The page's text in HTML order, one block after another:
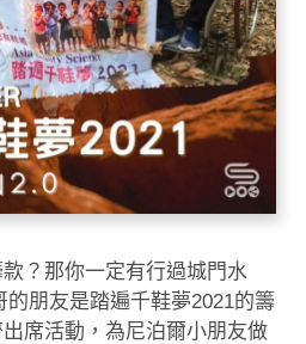
？那你一定有行過城門水
朋友是踏遍千鞋夢2021的籌
席活動，為尼泊爾小朋友做